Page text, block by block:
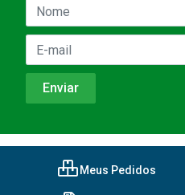
Meus Pedidos